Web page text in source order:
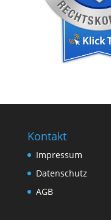
Kontakt
Impressum
Datenschutz
AGB